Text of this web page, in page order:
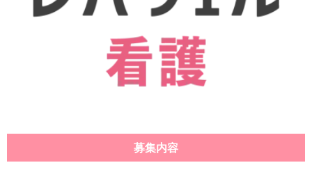
募集内容